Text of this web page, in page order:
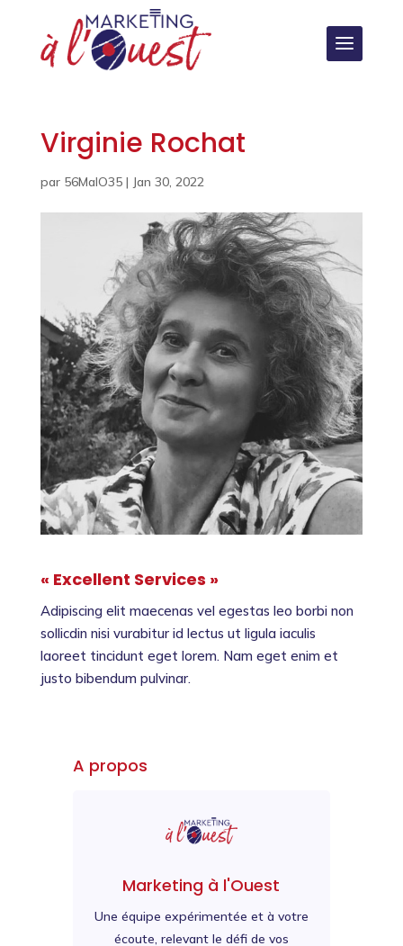
Virginie Rochat
par 56MalO35| Jan 30, 2022
« Excellent Services »
Adipiscing elit maecenas vel egestas leo borbi non
sollicdin nisi vurabitur id lectus ut ligula iaculis
laoreet tincidunt eget lorem. Nam eget enim et
justo bibendum pulvinar.
A propos
Marketing à l'Ouest
Une équipe expérimentée et à votre
écoute, relevant le défi de vos